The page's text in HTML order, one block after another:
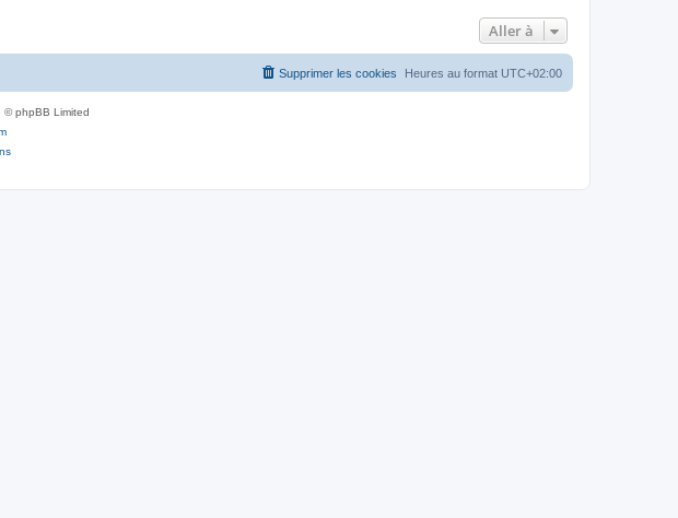
Aller à
Heures au format UTC+02:00
Supprimer les cookies
© phpBB Limited